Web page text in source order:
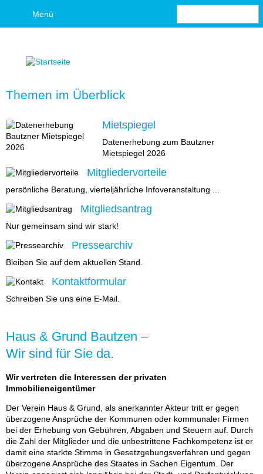
S
u
Menü
Themen im Überblick
Mietspiegel
Datenerhebung zum Bautzner
Mietspiegel 2026
Mitgliedervorteile
persönliche Beratung, vierteljährliche Infoveranstaltung ...
Mitgliedsantrag
Nur gemeinsam sind wir stark!
Pressearchiv
Bleiben Sie auf dem aktuellen Stand.
Kontaktformular
Schreiben Sie uns eine E-Mail.
Haus & Grund Bautzen –
Wir sind für Sie da.
Wir vertreten die Interessen der privaten
Immobilieneigentümer
Der Verein Haus & Grund, als anerkannter Akteur tritt er gegen
überzogene Ansprüche der Kommunen oder kommunaler Firmen
bei der Erhebung von Gebühren, Abgaben und Steuern auf. Durch
die Zahl der Mitglieder und die unbestrittene Fachkompetenz ist er
damit eine starkte Stimme in Gesetzgebungsverfahren und gegen
überzogene Ansprüche des Staates in Sachen Eigentum. Der